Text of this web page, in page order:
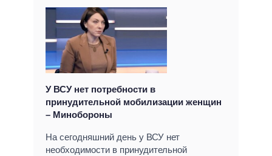
У ВСУ нет потребности в
принудительной мобилизации женщин
– Минобороны
На сегодняшний день у ВСУ нет
необходимости в принудительной